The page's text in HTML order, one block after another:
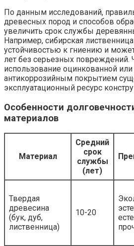
По данным исследований,
древесных пород и способов
увеличить срок службы
Например, сибирская
устойчивостью к гниению и
лет без серьезных повреждений.
использование оцинкованной
антикоррозийным покрытием
эксплуатационный ресурс
Особенности
материалов
Материал
Средний
срок
службы
(лет)
Твердая
древесина
(бук, дуб,
лиственница)
10-20